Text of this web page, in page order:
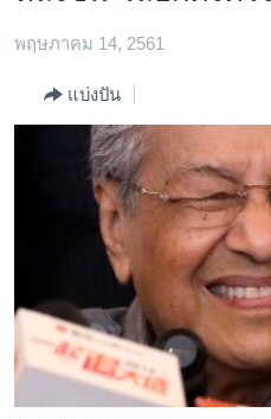
ข้าม
เอเชีย
สหรัฐฯ
ไทย
วิทยาศาสตร์
สังคมและสุขภาพ
ตรวจสอบข่าว
เรียนรู้ภาษาอังกฤษ
พอดคาสต์
พฤษภาคม 14, 2561
แบ่งปัน